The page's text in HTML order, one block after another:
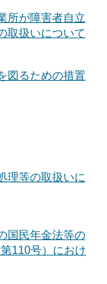
所が障害者自立
取扱いについて
図るための措置
理等の取扱いに
国民年金法等の
110号）におけ